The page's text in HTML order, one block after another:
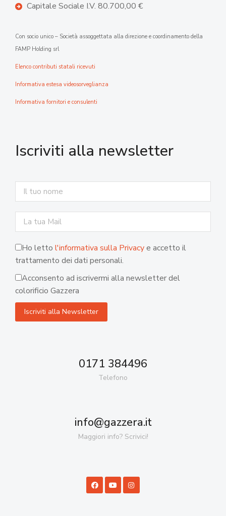
Capitale Sociale I.V. 80.700,00 €
Con socio unico – Società assoggettata alla direzione e coordinamento della
FAMP Holding srl
Elenco contributi statali ricevuti
Informativa estesa videosorveglianza
Informativa fornitori e consulenti
Iscriviti alla newsletter
Ho letto l'informativa sulla Privacye accetto il
trattamento dei dati personali.
Acconsento ad iscrivermi alla newsletter del
colorificio Gazzera
0171 384496
Telefono
info@gazzera.it
Maggiori info? Scrivici!